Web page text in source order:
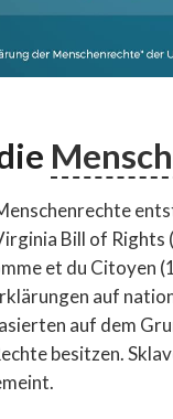
Bill of
et du Citoyen
auf
auf dem
besitzen.